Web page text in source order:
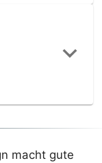
macht gute